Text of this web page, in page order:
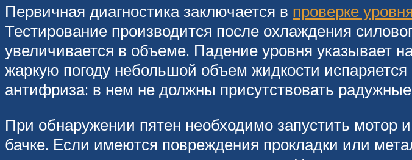
Первичная диагностика заключается в проверке
Тестирование производится после охлаждения
увеличивается в объеме. Падение уровня указывает
жаркую погоду небольшой объем жидкости
антифриза: в нем не должны присутствовать
При обнаружении пятен необходимо запустить мотор
бачке. Если имеются повреждения прокладки или